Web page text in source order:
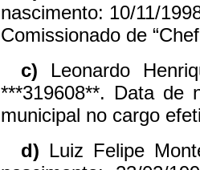
nascimento: 10/11/
Comissionado de
c) Leonardo
***319608**. Data de
municipal no cargo
d) Luiz Felipe